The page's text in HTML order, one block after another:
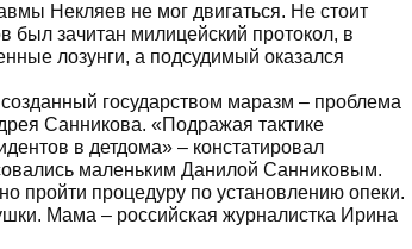
Некляев не мог двигаться. Не стоит
был зачитан милицейский протокол, в
лозунги, а подсудимый оказался
государством маразм – проблема
Санникова. «Подражая тактике
в детдома» – констатировал
маленьким Данилой Санниковым.
пройти процедуру по установлению опеки.
Мама – российская журналистка Ирина